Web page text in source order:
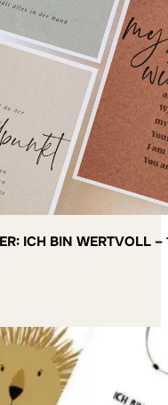
ICH BIN WERTVOLL